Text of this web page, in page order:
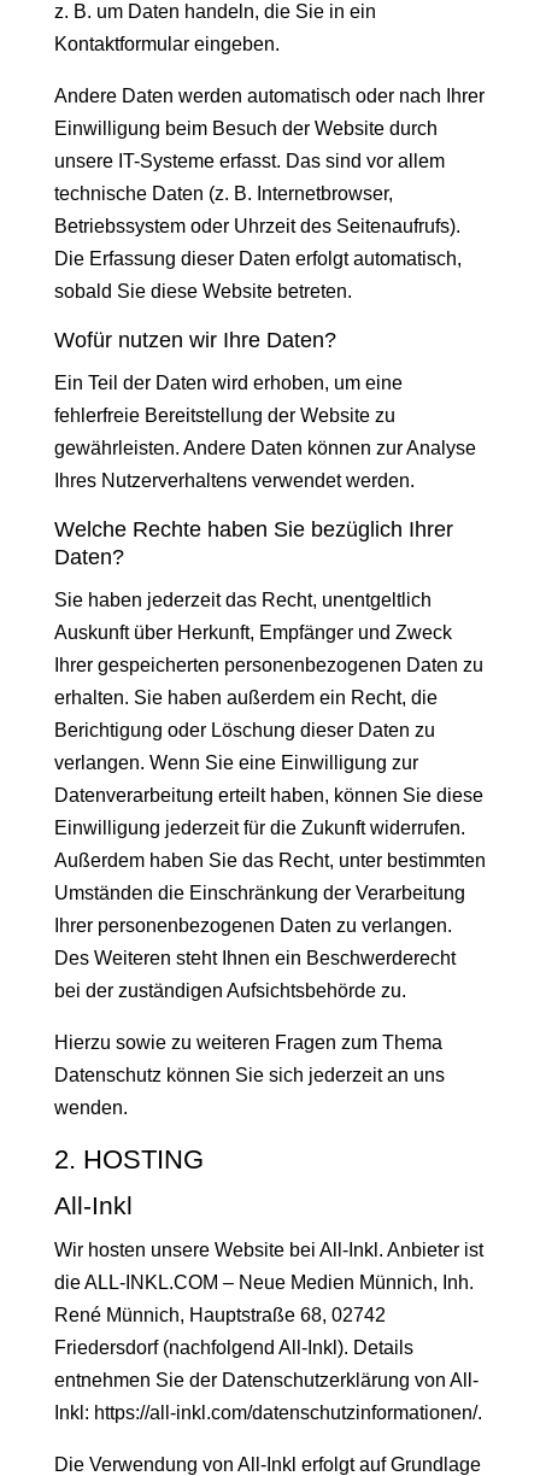
z. B. um Daten handeln, die Sie in ein
Kontaktformular eingeben.
Andere Daten werden automatisch oder nach Ihrer
Einwilligung beim Besuch der Website durch
unsere IT-Systeme erfasst. Das sind vor allem
technische Daten (z. B. Internetbrowser,
Betriebssystem oder Uhrzeit des Seitenaufrufs).
Die Erfassung dieser Daten erfolgt automatisch,
sobald Sie diese Website betreten.
Wofür nutzen wir Ihre Daten?
Ein Teil der Daten wird erhoben, um eine
fehlerfreie Bereitstellung der Website zu
gewährleisten. Andere Daten können zur Analyse
Ihres Nutzerverhaltens verwendet werden.
Welche Rechte haben Sie bezüglich Ihrer
Daten?
Sie haben jederzeit das Recht, unentgeltlich
Auskunft über Herkunft, Empfänger und Zweck
Ihrer gespeicherten personenbezogenen Daten zu
erhalten. Sie haben außerdem ein Recht, die
Berichtigung oder Löschung dieser Daten zu
verlangen. Wenn Sie eine Einwilligung zur
Datenverarbeitung erteilt haben, können Sie diese
Einwilligung jederzeit für die Zukunft widerrufen.
Außerdem haben Sie das Recht, unter bestimmten
Umständen die Einschränkung der Verarbeitung
Ihrer personenbezogenen Daten zu verlangen.
Des Weiteren steht Ihnen ein Beschwerderecht
bei der zuständigen Aufsichtsbehörde zu.
Hierzu sowie zu weiteren Fragen zum Thema
Datenschutz können Sie sich jederzeit an uns
wenden.
2. HOSTING
All-Inkl
Wir hosten unsere Website bei All-Inkl. Anbieter ist
die ALL-INKL.COM – Neue Medien Münnich, Inh.
René Münnich, Hauptstraße 68, 02742
Friedersdorf (nachfolgend All-Inkl). Details
entnehmen Sie der Datenschutzerklärung von All-
Inkl: https://all-inkl.com/datenschutzinformationen/.
Die Verwendung von All-Inkl erfolgt auf Grundlage